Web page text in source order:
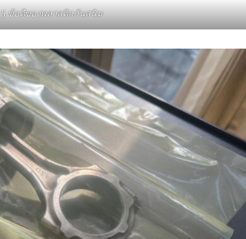
5 ข้อดีของพลาสติกกันสนิม